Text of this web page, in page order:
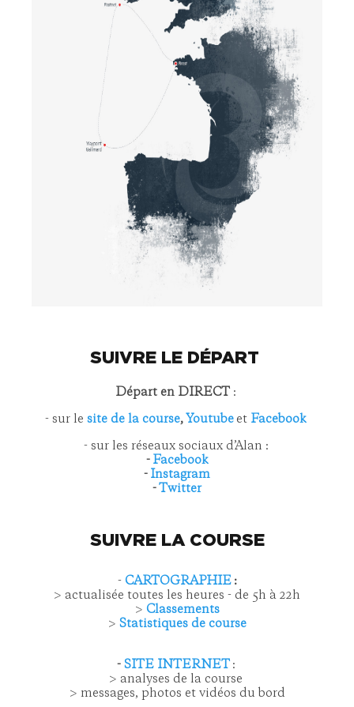
SUIVRE LE DÉPART
Départ en DIRECT :
- sur le site de la course, Youtube et Facebook
- sur les réseaux sociaux d’Alan :
- Facebook
- Instagram
-Twitter
SUIVRE LA COURSE
- CARTOGRAPHIE:
> actualisée toutes les heures - de 5h à 22h
> Classements
> Statistiques de course
- SITE INTERNET:
> analyses de la course
> messages, photos et vidéos du bord